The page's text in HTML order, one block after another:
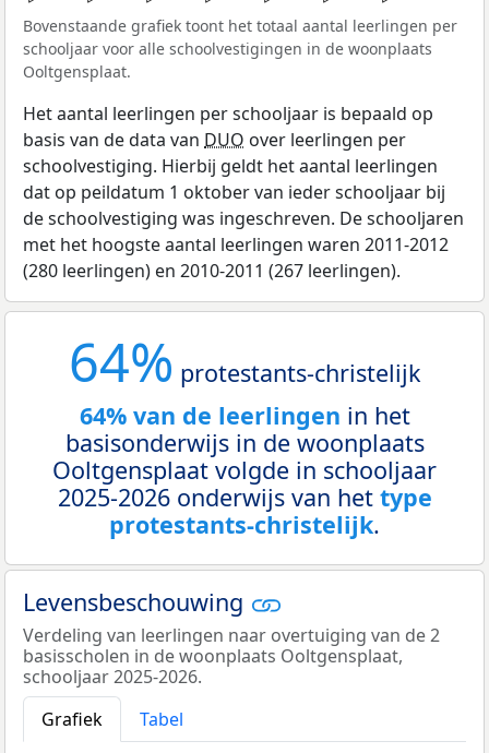
Bovenstaande grafiek toont het totaal aantal leerlingen per
schooljaar voor alle schoolvestigingen in de woonplaats
Ooltgensplaat.
Het aantal leerlingen per schooljaar is bepaald op
basis van de data van DUO over leerlingen per
schoolvestiging. Hierbij geldt het aantal leerlingen
dat op peildatum 1 oktober van ieder schooljaar bij
de schoolvestiging was ingeschreven. De schooljaren
met het hoogste aantal leerlingen waren 2011-2012
(280 leerlingen) en 2010-2011 (267 leerlingen).
64% protestants-christelijk
64% van de leerlingen in het
basisonderwijs in de woonplaats
Ooltgensplaat volgde in schooljaar
2025-2026 onderwijs van het type
protestants-christelijk.
Levensbeschouwing
Verdeling van leerlingen naar overtuiging van de 2
basisscholen in de woonplaats Ooltgensplaat,
schooljaar 2025-2026.
Grafiek
Tabel